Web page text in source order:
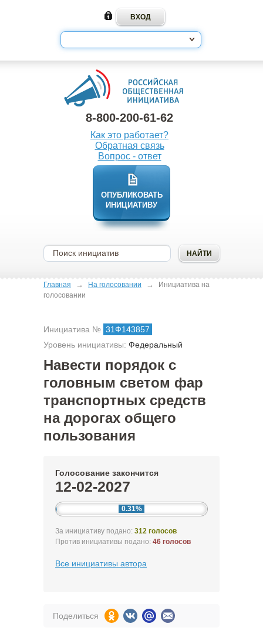
8-800-200-61-62
Как это работает?
Обратная связь
Вопрос - ответ
ОПУБЛИКОВАТЬ
ИНИЦИАТИВУ
Главная → На голосовании →
Инициатива на
голосовании
Инициатива № 31Ф143857
Уровень инициативы: Федеральный
Навести порядок с
головным светом фар
транспортных средств
на дорогах общего
пользования
Голосование закончится
12-02-2027
0.31%
За инициативу подано: 312 голосов
Против инициативы подано: 46 голосов
Все инициативы автора
Поделиться